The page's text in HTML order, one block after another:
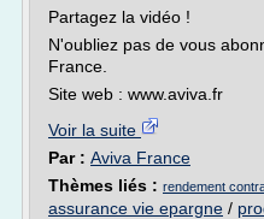
Partagez la vidéo !
N'oubliez pas de vous
France.
Site web : www.aviva.fr
Voir la suite
Par : Aviva France
Thèmes liés : rendement
assurance vie epargne /